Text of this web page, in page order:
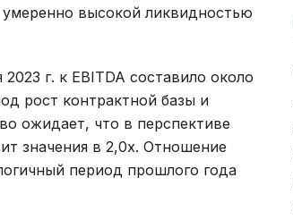
высокой ликвидностью
г. к EBITDA составило около
рост контрактной базы и
ожидает, что в перспективе
значения в 2,0х. Отношение
период прошлого года